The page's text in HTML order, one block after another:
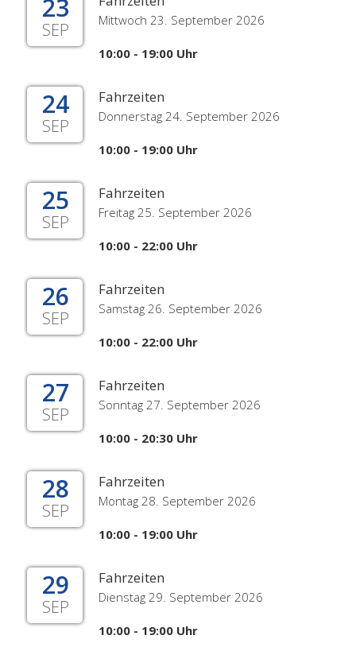
23
SEP Mittwoch 23. September 2026
10:00 - 19:00 Uhr
24
SEP
Fahrzeiten
Donnerstag 24. September 2026
10:00 - 19:00 Uhr
25
SEP
Fahrzeiten
Freitag 25. September 2026
10:00 - 22:00 Uhr
26
SEP
Fahrzeiten
Samstag 26. September 2026
10:00 - 22:00 Uhr
27
SEP
Fahrzeiten
Sonntag 27. September 2026
10:00 - 20:30 Uhr
28
SEP
Fahrzeiten
Montag 28. September 2026
10:00 - 19:00 Uhr
29
SEP
Fahrzeiten
Dienstag 29. September 2026
10:00 - 19:00 Uhr